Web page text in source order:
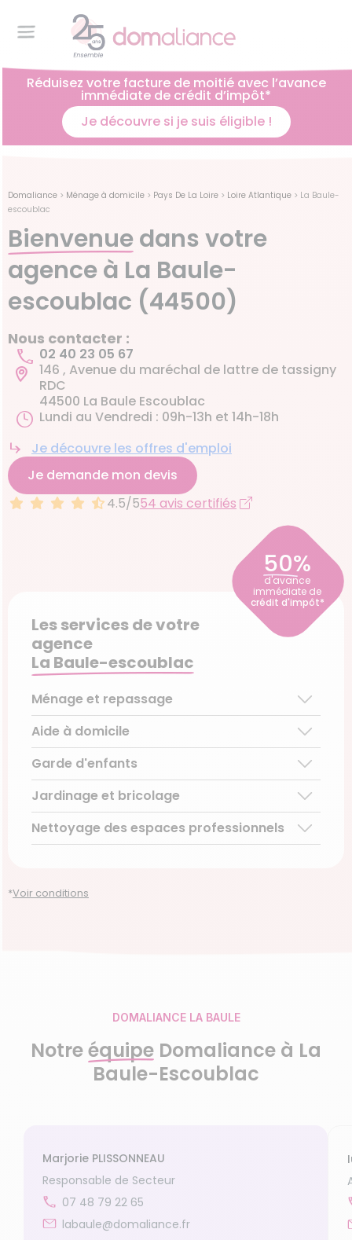
Réduisez votre facture de moitié avec l’avance
immédiate de crédit d’impôt*
Je découvre si je suis éligible !
Domaliance > Ménage à domicile > Pays De La Loire > Loire Atlantique > La Baule-
escoublac
Bienvenuedans votre
agence à La Baule-
escoublac (44500)
Nous contacter :
02 40 23 05 67
146 , Avenue du maréchal de lattre de tassigny
RDC
44500 La Baule Escoublac
Lundi au Vendredi : 09h-13h et 14h-18h
Je découvre les offres d'emploi
Je demande mon devis
4.5/554 avis certifiés
50%
d'avance
immédiate de
crédit d'impôt*
Les services de votre
agence
La Baule-escoublac
Ménage et repassage
Ménage régulier
Ménage ponctuel
Repassage à domicile
Découvrir le service
Aide à domicile
Aide aux personnes âgées
Téléassistance pour personnes âgées
Accompagnement du handicap
Découvrir le service
Garde d'enfants
Garde d’enfants de plus de 3 ans
Découvrir le service
Jardinage et bricolage
Entretien régulier
Entretien ponctuel
Nettoyage des espaces professionnels
*Voir conditions
DOMALIANCE LA BAULE
Notreéquipe Domaliance à La
Baule-Escoublac
Marjorie PLISSONNEAU
Responsable de Secteur
07 48 79 22 65
labaule@domaliance.fr